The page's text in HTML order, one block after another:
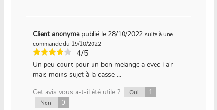
Client anonyme publié le 28/10/2022 suite à une
commande du 19/10/2022
4/5
Un peu court pour un bon melange a evec l air
mais moins sujet à la casse ...
Cet avis vous a-t-il été utile ?
Oui 1
Non 0